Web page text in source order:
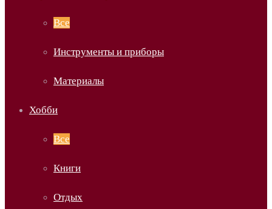
Все
Инструменты и приборы
Материалы
Хобби
Все
Книги
Отдых